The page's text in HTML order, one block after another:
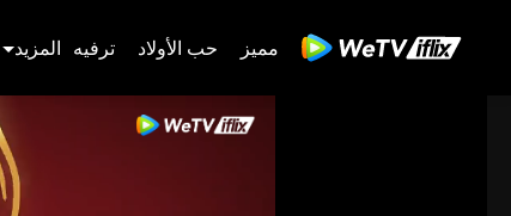
مميز حب الأولاد ترفيه المزيد